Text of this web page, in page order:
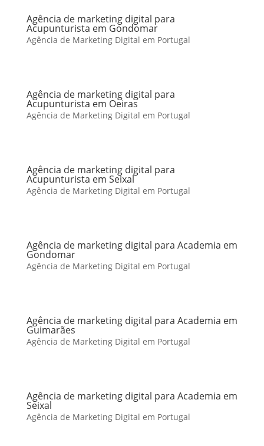
Agência de marketing digital para
Acupunturista em Gondomar
Agência de Marketing Digital em Portugal
Agência de marketing digital para
Acupunturista em Oeiras
Agência de Marketing Digital em Portugal
Agência de marketing digital para
Acupunturista em Seixal
Agência de Marketing Digital em Portugal
Agência de marketing digital para Academia em
Gondomar
Agência de Marketing Digital em Portugal
Agência de marketing digital para Academia em
Guimarães
Agência de Marketing Digital em Portugal
Agência de marketing digital para Academia em
Seixal
Agência de Marketing Digital em Portugal